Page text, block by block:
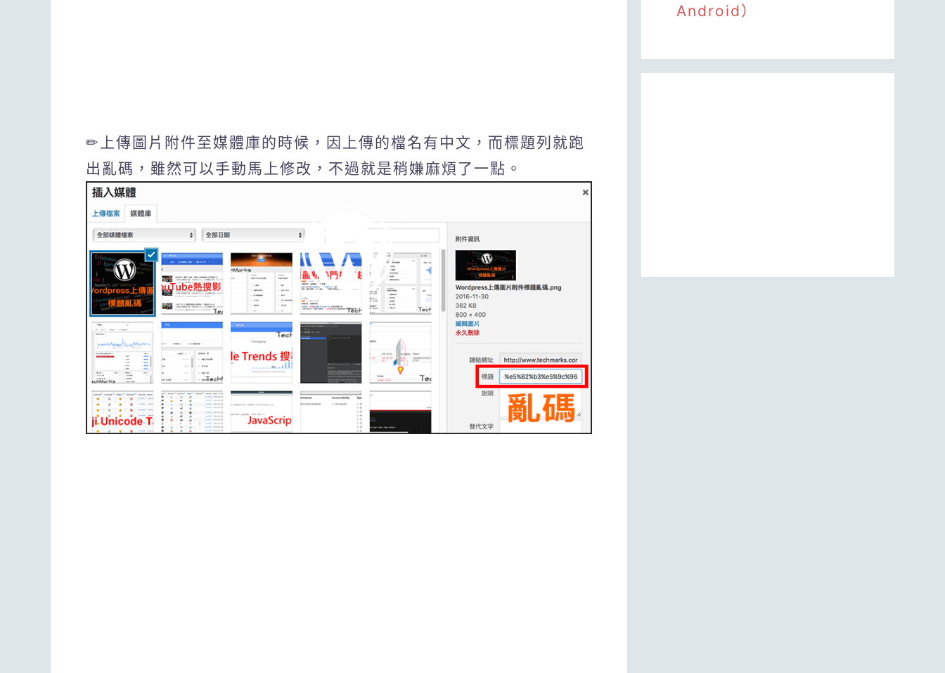
✏上傳圖片附件至媒體庫的時候，因上傳的檔名有中文，而標題列就跑
出亂碼，雖然可以手動馬上修改，不過就是稍嫌麻煩了一點。
Android）